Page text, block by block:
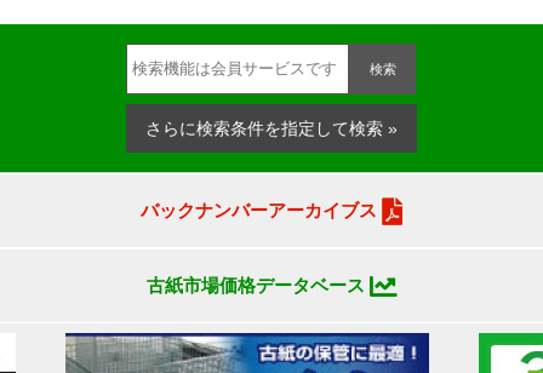
検索
さらに検索条件を指定して検索 »
バックナンバーアーカイブス
古紙市場価格データベース